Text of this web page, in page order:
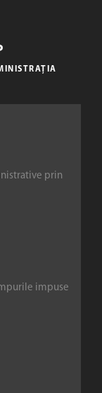
prin
impuse